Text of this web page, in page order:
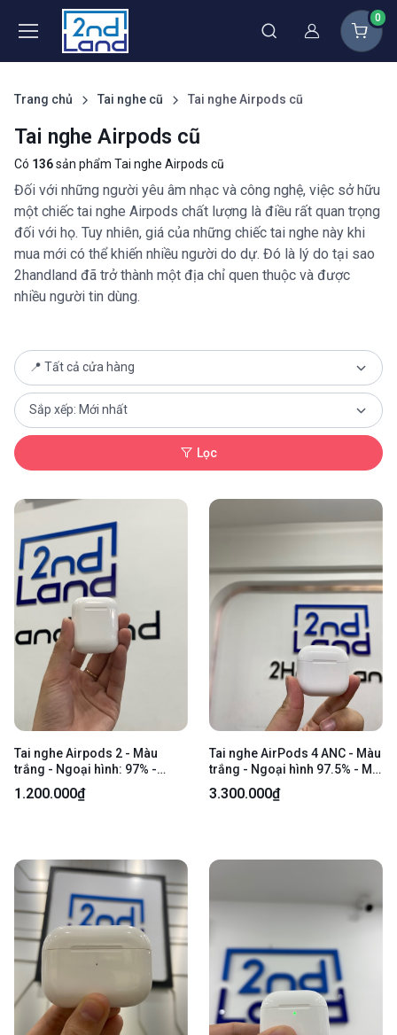
Thành viên
0
Trang chủ Tai nghe cũ Tai nghe Airpods cũ
Tai nghe Airpods cũ
Có 136sản phẩm Tai nghe Airpods cũ
Đối với những người yêu âm nhạc và công nghệ, việc sở hữu
một chiếc tai nghe Airpods chất lượng là điều rất quan trọng
đối với họ. Tuy nhiên, giá của những chiếc tai nghe này khi
mua mới có thể khiến nhiều người do dự. Đó là lý do tại sao
2handland đã trở thành một địa chỉ quen thuộc và được
nhiều người tin dùng.
Lọc
Tai nghe Airpods 2 - Màu
trắng - Ngoại hình: 97% -
Body
1.200.000₫
Tai nghe AirPods 4 ANC - Màu
trắng - Ngoại hình 97.5% - Mất
tìm - Body
3.300.000₫